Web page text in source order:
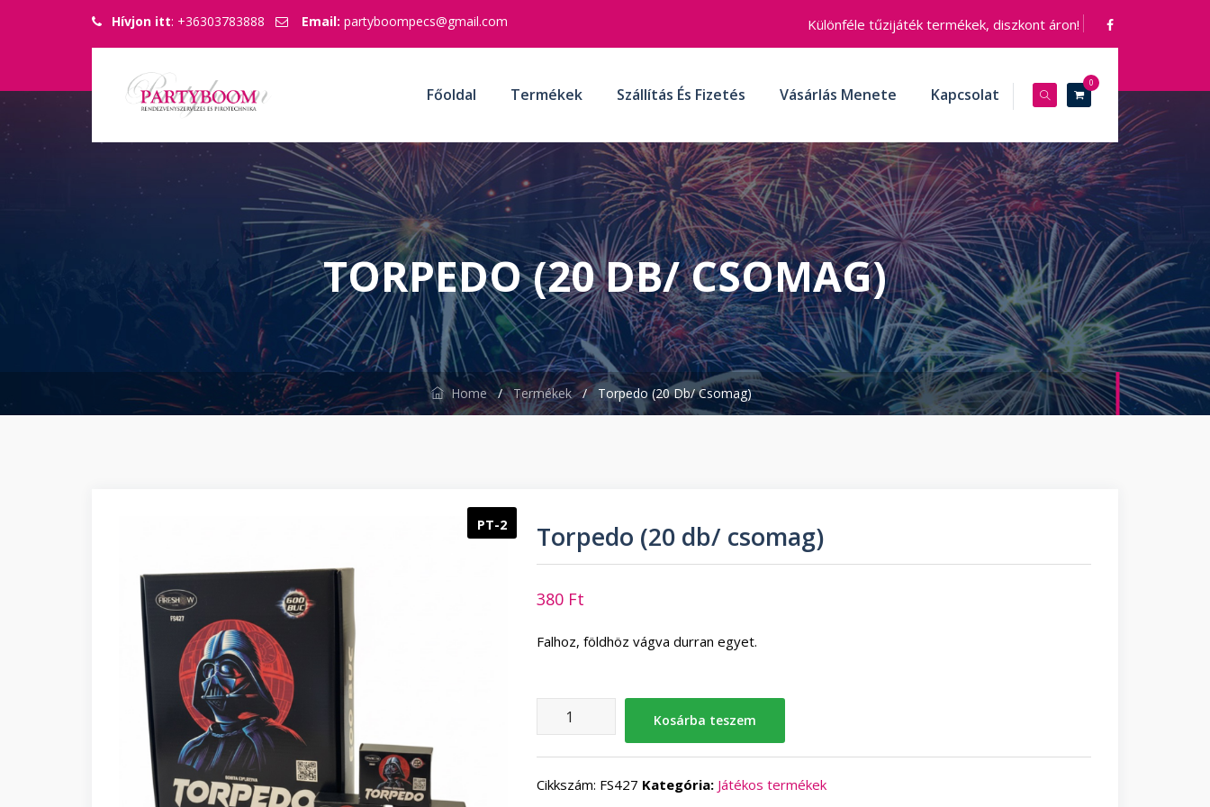
Hívjon itt: +36303783888 Email: partyboompecs@gmail.com Különféle tűzijáték termékek, diszkont áron!
0
Főoldal Termékek Szállítás És Fizetés Vásárlás Menete Kapcsolat
TORPEDO (20 DB/ CSOMAG)
Home/ Termékek/ Torpedo (20 Db/ Csomag)
PT-2 Torpedo (20 db/ csomag)
380 Ft
Falhoz, földhöz vágva durran egyet.
Torpedo
(20
db/
csomag)
Kosárba teszem
Cikkszám: FS427 Kategória: Játékos termékek